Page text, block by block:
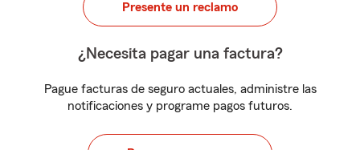
Presente un reclamo
¿Necesita pagar una factura?
Pague facturas de seguro actuales, administre las
notificaciones y programe pagos futuros.